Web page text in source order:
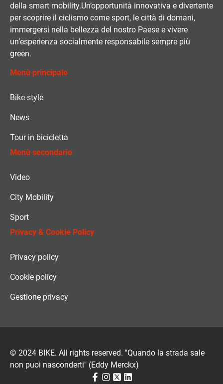
della smart mobility.Un’opportunità innovativa e divertente
per scoprire il ciclismo come sport, le città di domani,
immergersi nella bellezza del nostro Paese e vivere
un’esperienza socialmente responsabile sempre più
green.
Menù principale
Bike style
News
Tour in bicicletta
Menù secondario
Video
City Mobility
Sport
Privacy & Cookie Policy
Privacy policy
Cookie policy
Gestione privacy
© 2024 BIKE. All rights reserved. "Quando la strada sale
non puoi nasconderti" (Eddy Merckx)